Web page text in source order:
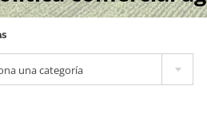
una categoría